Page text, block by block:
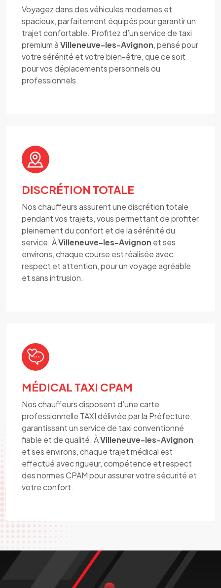
Voyagez dans des véhicules modernes et
spacieux, parfaitement équipés pour garantir un
trajet confortable. Profitez d’un service de taxi
premium àVilleneuve-les-Avignon, pensé pour
votre sérénité et votre bien-être, que ce soit
pour vos déplacements personnels ou
professionnels.
DISCRÉTION TOTALE
Nos chauffeurs assurent une discrétion totale
pendant vos trajets, vous permettant de profiter
pleinement du confort et de la sérénité du
service. ÀVilleneuve-les-Avignon et ses
environs, chaque course est réalisée avec
respect et attention, pour un voyage agréable
et sans intrusion.
MÉDICAL TAXI CPAM
Nos chauffeurs disposent d’une carte
professionnelle TAXI délivrée par la Préfecture,
garantissant un service de taxi conventionné
fiable et de qualité. ÀVilleneuve-les-Avignon
et ses environs, chaque trajet médical est
effectué avec rigueur, compétence et respect
des normes CPAM pour assurer votre sécurité et
votre confort.